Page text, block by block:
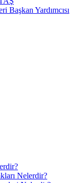
Başkan Yardımcısı
Nelerdir?